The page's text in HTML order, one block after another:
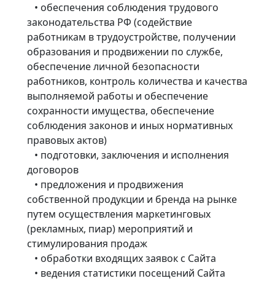
• обеспечения соблюдения трудового
законодательства РФ (содействие
работникам в трудоустройстве, получении
образования и продвижении по службе,
обеспечение личной безопасности
работников, контроль количества и качества
выполняемой работы и обеспечение
сохранности имущества, обеспечение
соблюдения законов и иных нормативных
правовых актов)
• подготовки, заключения и исполнения
договоров
• предложения и продвижения
собственной продукции и бренда на рынке
путем осуществления маркетинговых
(рекламных, пиар) мероприятий и
стимулирования продаж
• обработки входящих заявок с Сайта
• ведения статистики посещений Сайта